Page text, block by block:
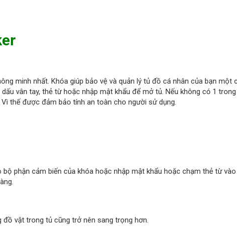
minh nhất. Khóa giúp bảo vệ và quản lý tủ đồ cá nhân của bạn một
vân tay, thẻ từ hoặc nhập mật khẩu để mở tủ. Nếu không có 1
thế được đảm bảo tính an toàn cho người sử dụng.
phận cảm biến của khóa hoặc nhập mật khẩu hoặc chạm thẻ từ
đồ vật trong tủ cũng trở nên sang trọng hơn.